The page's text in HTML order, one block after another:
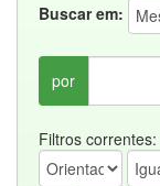
Buscar em:
por
Filtros correntes: